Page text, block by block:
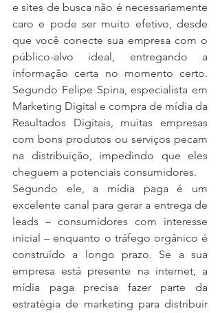
e sites de busca não é necessariamente
caro e pode ser muito efetivo, desde
que você conecte sua empresa com o
público-alvo ideal, entregando a
informação certa no momento certo.
Segundo Felipe Spina, especialista em
Marketing Digital e compra de mídia da
Resultados Digitais, muitas empresas
com bons produtos ou serviços pecam
na distribuição, impedindo que eles
cheguem a potenciais consumidores.
Segundo ele, a mídia paga é um
excelente canal para gerar a entrega de
leads – consumidores com interesse
inicial – enquanto o tráfego orgânico é
construído a longo prazo. Se a sua
empresa está presente na internet, a
mídia paga precisa fazer parte da
estratégia de marketing para distribuir